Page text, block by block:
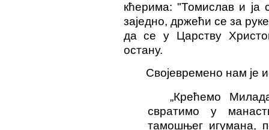
кћерима: "Томислав и ја
заједно, држећи се за
да се у Царству
остану.
Својевремено нам је
„Крећемо
свратимо у
тамошњег игумана,